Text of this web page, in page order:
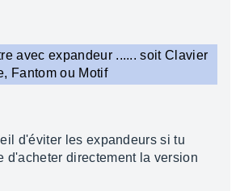
avec expandeur ...... soit Clavier
Fantom ou Motif
d'éviter les expandeurs si tu
d'acheter directement la version